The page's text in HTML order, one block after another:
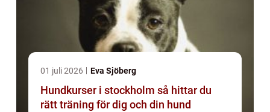
01 juli 2026 Eva Sjöberg
Hundkurser i stockholm så hittar du
rätt träning för dig och din hund